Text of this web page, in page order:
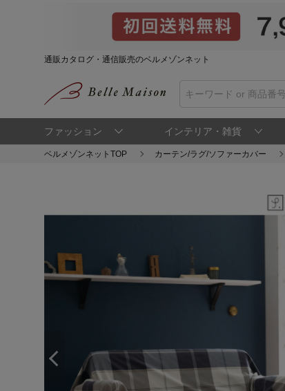
通販カタログ・通信販売のベルメゾンネット
ファッション インテリア・雑貨
ベルメゾンネットTOP カーテン/ラグ/ソファーカバー